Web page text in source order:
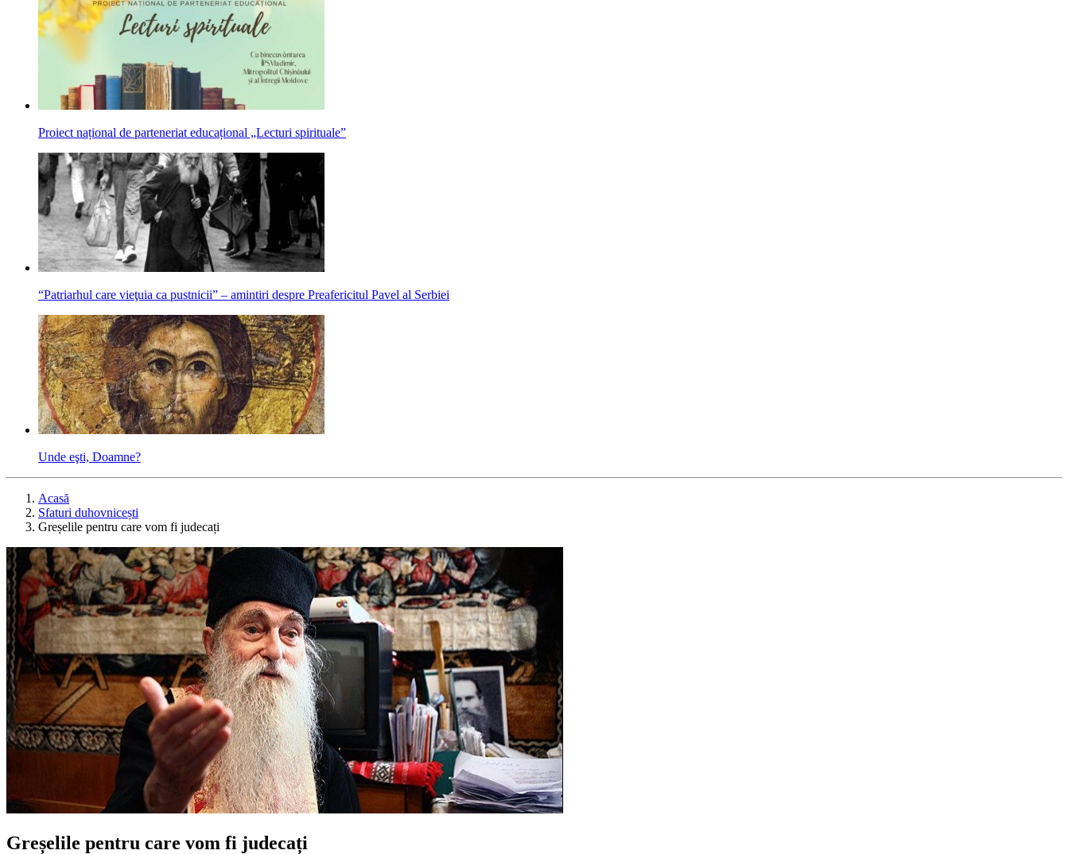
Proiect național de parteneriat educațional „Lecturi spirituale”
“Patriarhul care vieţuia ca pustnicii” – amintiri despre Preafericitul Pavel al Serbiei
Unde eşti, Doamne?
Acasă
Sfaturi duhovnicești
Greșelile pentru care vom fi judecați
Greșelile pentru care vom fi judecați